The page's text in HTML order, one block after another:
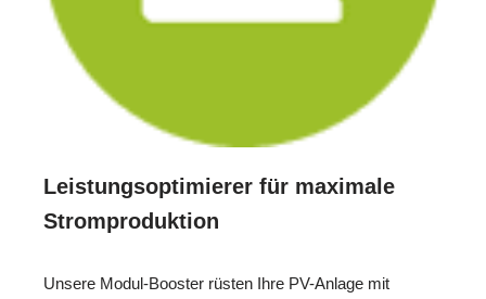
Leistungsoptimierer für maximale
Stromproduktion
Unsere Modul-Booster rüsten Ihre PV-Anlage mit